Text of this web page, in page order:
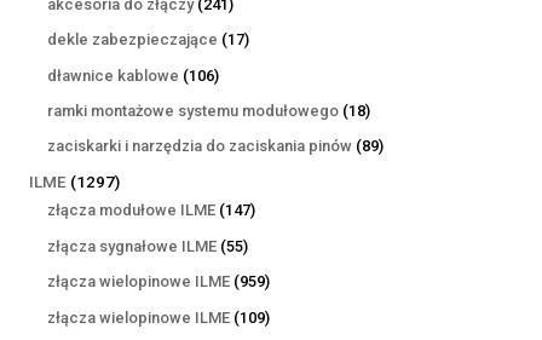
akcesoria do złączy 241
produktów
dekle zabezpieczające 1717
dławnice kablowe 106106
produktów
ramki montażowe systemu modułowego 1818
produktów
zaciskarki i narzędzia do zaciskania pinów 8989
ILME 12971297
produktów
złącza modułowe ILME 147147
złącza sygnałowe ILME 5555
produktów
złącza wielopinowe ILME 959959
produktów
złącza wielopinowe ILME 109109